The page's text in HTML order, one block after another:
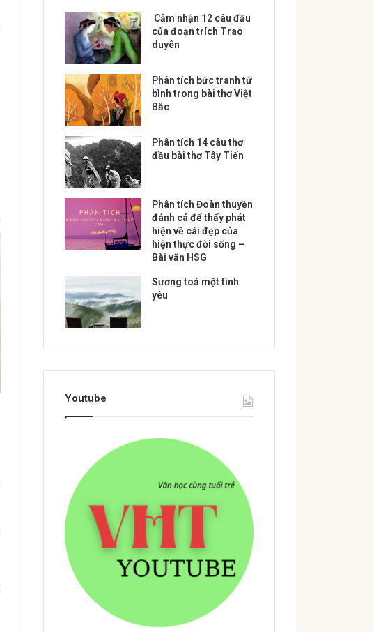
Cảm nhận 12 câu đầu
của đoạn trích Trao
duyên
Phân tích bức tranh tứ
bình trong bài thơ Việt
Bắc
Phân tích 14 câu thơ
đầu bài thơ Tây Tiến
Phân tích Đoàn thuyền
đánh cá để thấy phát
hiện về cái đẹp của
hiện thực đời sống –
Bài văn HSG
Sương toả một tình
yêu
Youtube